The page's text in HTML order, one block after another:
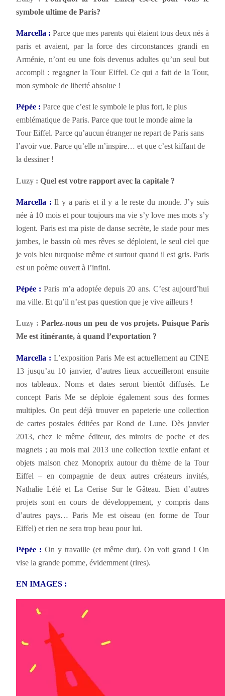
symbole ultime de Paris?
Marcella : Parce que mes parents qui étaient tous deux nés à
paris et avaient, par la force des circonstances grandi en
Arménie, n’ont eu une fois devenus adultes qu’un seul but
accompli : regagner la Tour Eiffel. Ce qui a fait de la Tour,
mon symbole de liberté absolue !
Pépée : Parce que c’est le symbole le plus fort, le plus
emblématique de Paris. Parce que tout le monde aime la
Tour Eiffel. Parce qu’aucun étranger ne repart de Paris sans
l’avoir vue. Parce qu’elle m’inspire… et que c’est kiffant de
la dessiner !
Luzy : Quel est votre rapport avec la capitale ?
Marcella : Il y a paris et il y a le reste du monde. J’y suis
née à 10 mois et pour toujours ma vie s’y love mes mots s’y
logent. Paris est ma piste de danse secrète, le stade pour mes
jambes, le bassin où mes rêves se déploient, le seul ciel que
je vois bleu turquoise même et surtout quand il est gris. Paris
est un poème ouvert à l’infini.
Pépée :Paris m’a adoptée depuis 20 ans. C’est aujourd’hui
ma ville. Et qu’il n’est pas question que je vive ailleurs !
Luzy : Parlez-nous un peu de vos projets. Puisque Paris
Me est itinérante, à quand l’exportation ?
Marcella : L’exposition Paris Me est actuellement au CINE
13 jusqu’au 10 janvier, d’autres lieux accueilleront ensuite
nos tableaux. Noms et dates seront bientôt diffusés. Le
concept Paris Me se déploie également sous des formes
multiples. On peut déjà trouver en papeterie une collection
de cartes postales éditées par Rond de Lune. Dès janvier
2013, chez le même éditeur, des miroirs de poche et des
magnets ; au mois mai 2013 une collection textile enfant et
objets maison chez Monoprix autour du thème de la Tour
Eiffel – en compagnie de deux autres créateurs invités,
Nathalie Lété et La Cerise Sur le Gâteau. Bien d’autres
projets sont en cours de développement, y compris dans
d’autres pays… Paris Me est oiseau (en forme de Tour
Eiffel) et rien ne sera trop beau pour lui.
Pépée : On y travaille (et même dur). On voit grand ! On
vise la grande pomme, évidemment (rires).
EN IMAGES :